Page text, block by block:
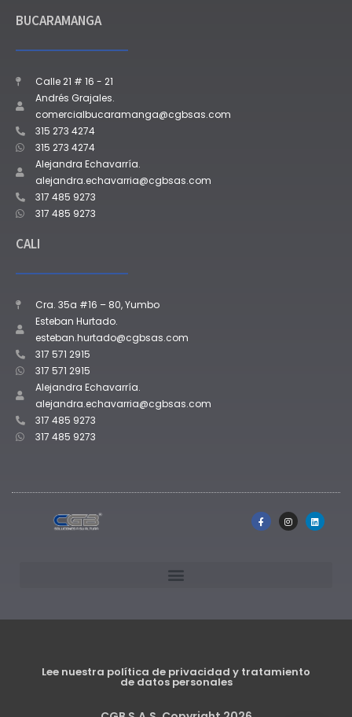
BUCARAMANGA
Calle 21 # 16 - 21
Andrés Grajales.
comercialbucaramanga@cgbsas.com
315 273 4274
315 273 4274
Alejandra Echavarría.
alejandra.echavarria@cgbsas.com
317 485 9273
317 485 9273
CALI
Cra. 35a #16 – 80, Yumbo
Esteban Hurtado.
esteban.hurtado@cgbsas.com
317 571 2915
317 571 2915
Alejandra Echavarría.
alejandra.echavarria@cgbsas.com
317 485 9273
317 485 9273
Lee nuestra política de privacidad y tratamiento
de datos personales